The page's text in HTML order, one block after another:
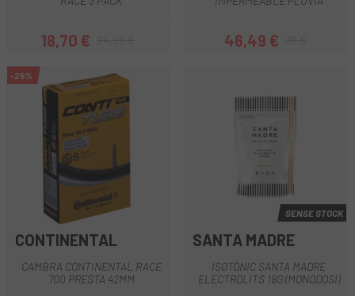
Preu
18,70 €Preu regular Preu
46,49 €Preu regular
-25%
CONTINENTAL
CAMBRA CONTINENTAL RACE
700 PRESTA 42MM
SENSE STOCK
SANTA MADRE
ISOTÒNIC SANTA MADRE
ELECTROLITS 18G (MONODOSI)